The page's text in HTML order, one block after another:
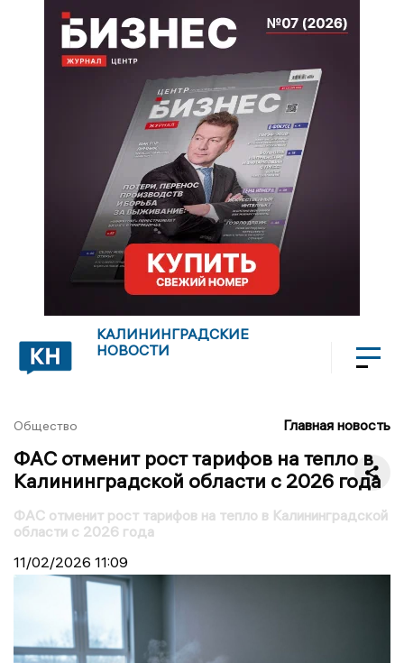
КАЛИНИНГРАДСКИЕ
НОВОСТИ
Общество Главная новость
ФАС отменит рост тарифов на тепло в
Калининградской области с 2026 года
ФАС отменит рост тарифов на тепло в Калининградской
области с 2026 года
11/02/2026 11:09